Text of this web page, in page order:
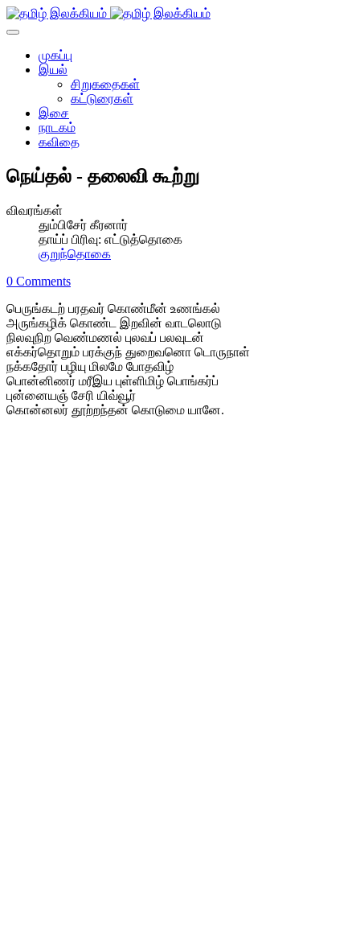
முகப்பு
இயல்
சிறுகதைகள்
கட்டுரைகள்
இசை
நாடகம்
கவிதை
நெய்தல் - தலைவி கூற்று
விவரங்கள்
தும்பிசேர் கீரனார்
தாய்ப் பிரிவு: எட்டுத்தொகை
குறுந்தொகை
0 Comments
பெருங்கடற் பரதவர் கொண்மீன் உணங்கல்
அருங்கழிக் கொண்ட இறவின் வாடலொடு
நிலவுநிற வெண்மணல் புலவப் பலவுடன்
எக்கர்தொறும் பரக்குந் துறைவனொ டொருநாள்
நக்கதோர் பழியு மிலமே போதவிழ்
பொன்னிணர் மரீஇய புள்ளிமிழ் பொங்கர்ப்
புன்னையஞ் சேரி யிவ்வூர்
கொன்னலர் தூற்றந்தன் கொடுமை யானே.